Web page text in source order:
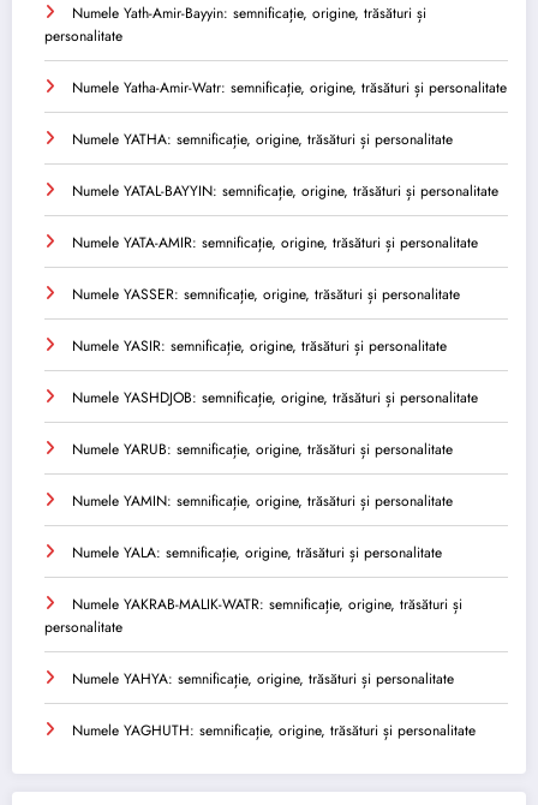
Numele Yath-Amir-Bayyin: semnificație, origine, trăsături și
personalitate
Numele Yatha-Amir-Watr: semnificație, origine, trăsături și personalitate
Numele YATHA: semnificație, origine, trăsături și personalitate
Numele YATAL-BAYYIN: semnificație, origine, trăsături și personalitate
Numele YATA-AMIR: semnificație, origine, trăsături și personalitate
Numele YASSER: semnificație, origine, trăsături și personalitate
Numele YASIR: semnificație, origine, trăsături și personalitate
Numele YASHDJOB: semnificație, origine, trăsături și personalitate
Numele YARUB: semnificație, origine, trăsături și personalitate
Numele YAMIN: semnificație, origine, trăsături și personalitate
Numele YALA: semnificație, origine, trăsături și personalitate
Numele YAKRAB-MALIK-WATR: semnificație, origine, trăsături și
personalitate
Numele YAHYA: semnificație, origine, trăsături și personalitate
Numele YAGHUTH: semnificație, origine, trăsături și personalitate